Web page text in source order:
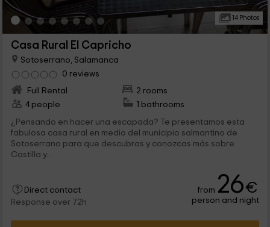
14 Photos
Casa Rural El Capricho
Sotoserrano, Salamanca
0 reviews
Full Rental
2 rooms
4 people
1 bathrooms
¿Pensando en hacer una escapada? Te presentamos esta
fabulosa casa rural en medio del municipio salmantino de
Sotoserrano para que descubras y conozcas más sobre
Castilla y...
Direct contact
Response over 72h
from 26€
person and night